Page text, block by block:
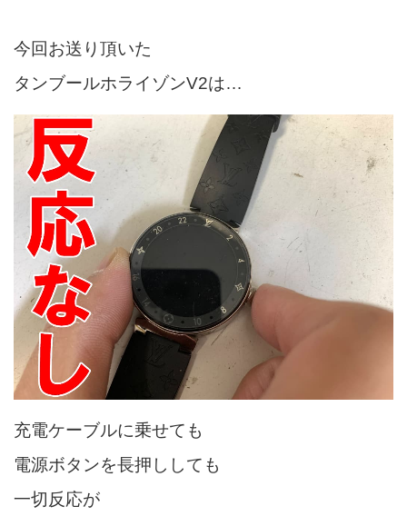
今回お送り頂いた
タンブールホライゾンV2は…
充電ケーブルに乗せても
電源ボタンを長押ししても
一切反応が